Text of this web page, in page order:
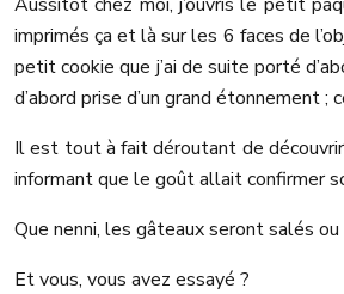
imprimés ça et là sur les 6 faces de
petit cookie que j’ai de suite porté
d’abord prise d’un grand étonnement
Il est tout à fait déroutant de découvrir
informant que le goût allait confirmer
Que nenni, les gâteaux seront salés
Et vous, vous avez essayé ?